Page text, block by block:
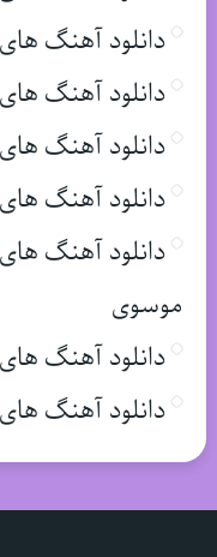
دانلود آهنگ
دانلود آهنگ
دانلود آهنگ های
دانلود آهنگ
دانلود آهنگ
موسوی
دانلود آهنگ
دانلود آهنگ